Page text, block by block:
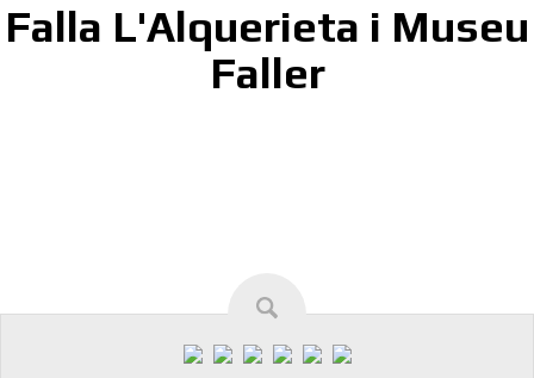
Falla L'Alquerieta i Museu
Faller